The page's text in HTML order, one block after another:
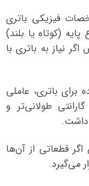
فیزیکی باتری
(کوتاه یا بلند)
نیاز به باتری با
برای باتری، عاملی
طولانی‌تر و
داشت.
قطعاتی از آن‌ها
می‌گیرد.